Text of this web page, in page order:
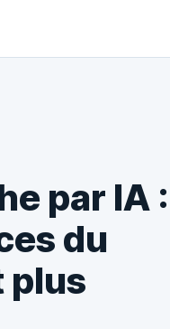
par IA :
du
plus